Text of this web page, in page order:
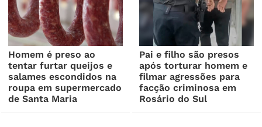
Homem é preso ao
tentar furtar queijos e
salames escondidos na
roupa em supermercado
de Santa Maria
Pai e filho são presos
após torturar homem e
filmar agressões para
facção criminosa em
Rosário do Sul